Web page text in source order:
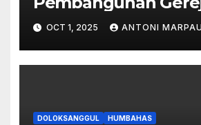
OCT 1, 2025 ANTONI
DOLOKSANGGUL HUMBAHAS